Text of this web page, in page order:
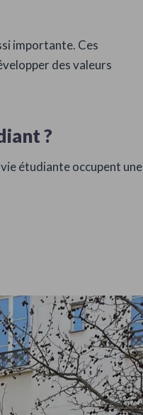
importante. Ces
des valeurs
?
étudiante occupent une